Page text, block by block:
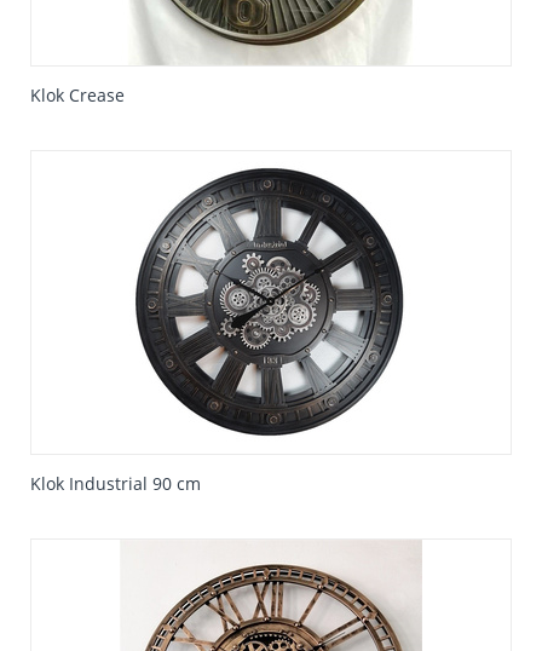
Klok Crease
Klok Industrial 90 cm